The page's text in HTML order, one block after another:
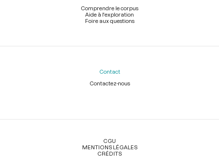
Comprendre le corpus
Aide à l'exploration
Foire aux questions
Contact
Contactez-nous
Légal
CGU
MENTIONS LÉGALES
CRÉDITS